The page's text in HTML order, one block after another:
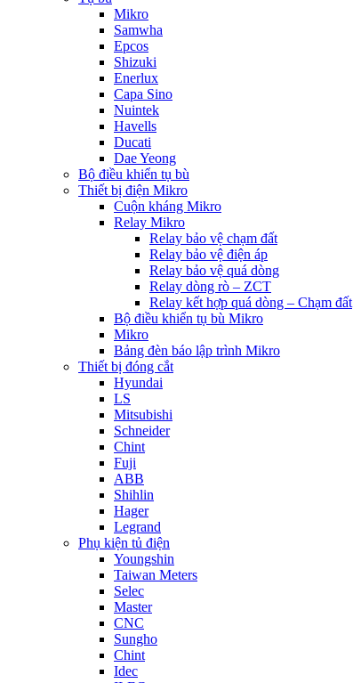
Mikro
Samwha
Epcos
Shizuki
Enerlux
Capa Sino
Nuintek
Havells
Ducati
Dae Yeong
Bộ điều khiển tụ bù
Thiết bị điện Mikro
Cuộn kháng Mikro
Relay Mikro
Relay bảo vệ chạm đất
Relay bảo vệ điện áp
Relay bảo vệ quá dòng
Relay dòng rò – ZCT
Relay kết hợp quá dòng – Chạm đất
Bộ điều khiển tụ bù Mikro
Mikro
Bảng đèn báo lập trình Mikro
Thiết bị đóng cắt
Hyundai
LS
Mitsubishi
Schneider
Chint
Fuji
ABB
Shihlin
Hager
Legrand
Phụ kiện tủ điện
Youngshin
Taiwan Meters
Selec
Master
CNC
Sungho
Chint
Idec